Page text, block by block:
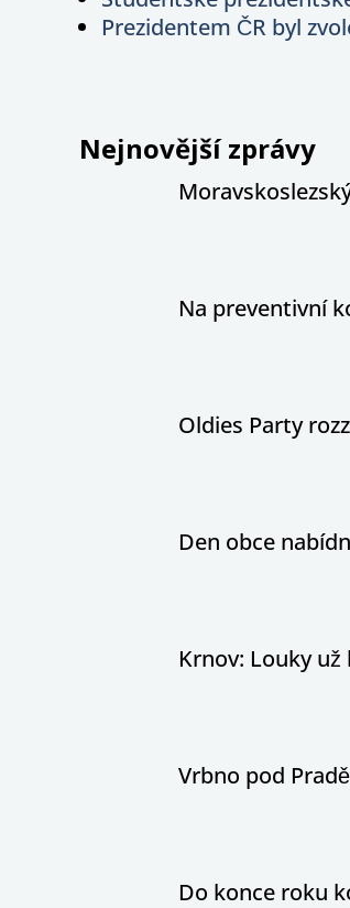
Prezidentem ČR byl
Nejnovější zprávy
Na preventivní
Oldies Party
Den obce
Krnov: Louky
Vrbno pod
Do konce roku